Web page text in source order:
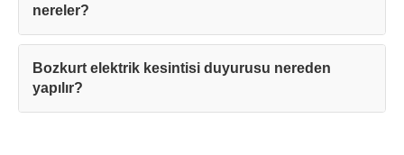
nereler?
Bozkurt elektrik kesintisi duyurusu nereden
yapılır?